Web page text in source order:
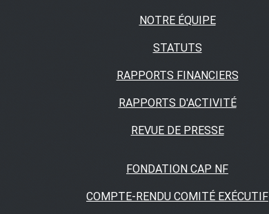
NOTRE ÉQUIPE
STATUTS
RAPPORTS FINANCIERS
RAPPORTS D'ACTIVITÉ
REVUE DE PRESSE
FONDATION CAP NF
COMPTE-RENDU COMITÉ EXÉCUTIF